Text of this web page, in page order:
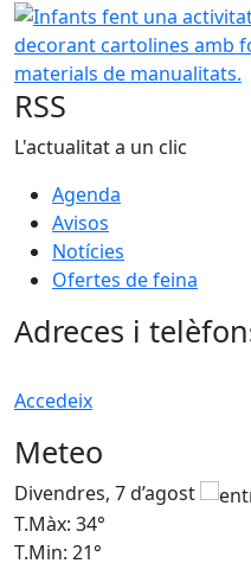
−
Infants fent una activitat
RSS
L'actualitat a un clic
Agenda
Avisos
Notícies
Ofertes de feina
Adreces i
Accedeix
Meteo
Divendres, 7 d’agost
T.Màx: 34°
T.Min: 21°